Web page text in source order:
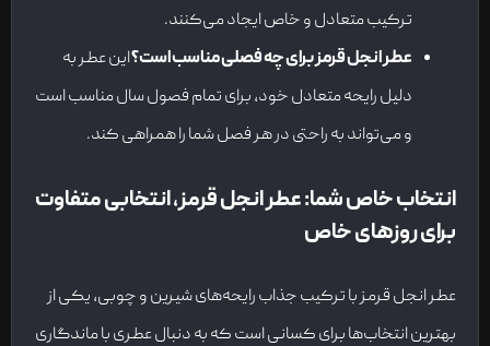
ترکیب متعادل و خاص ایجاد می‌کنند.
عطر انجل قرمز برای چه فصلی مناسب است؟این عطر به
دلیل رایحه متعادل خود، برای تمام فصول سال مناسب است
و می‌تواند به راحتی در هر فصل شما را همراهی کند.
انتخاب خاص شما: عطر انجل قرمز، انتخابی متفاوت
برای روزهای خاص
عطر انجل قرمز با ترکیب جذاب رایحه‌های شیرین و چوبی، یکی از
بهترین انتخاب‌ها برای کسانی است که به دنبال عطری با ماندگاری